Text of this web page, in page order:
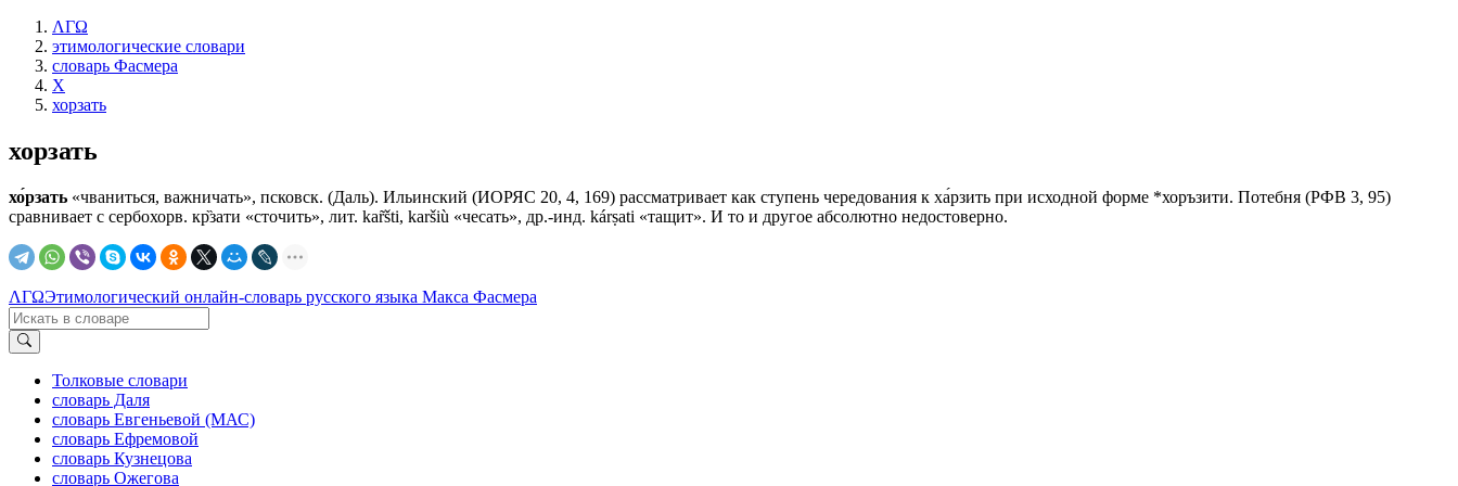
ΛΓΩ
этимологические словари
словарь Фасмера
Х
хорзать
хорзать
хо́рзать «чваниться, важничать», псковск. (Даль). Ильинский (ИОРЯС 20, 4, 169) рассматривает как ступень чередования к ха́рзить при исходной форме *хоръзити. Потебня (РФВ 3, 95)
сравнивает с сербохорв. кр̏зати «сточить», лит. kar̃šti, karšiù «чесать», др.-инд. kárṣati «тащит». И то и другое абсолютно недостоверно.
ΛΓΩЭтимологический онлайн-словарь русского языка Макса Фасмера
Толковые словари
словарь Даля
словарь Евгеньевой (МАС)
словарь Ефремовой
словарь Кузнецова
словарь Ожегова